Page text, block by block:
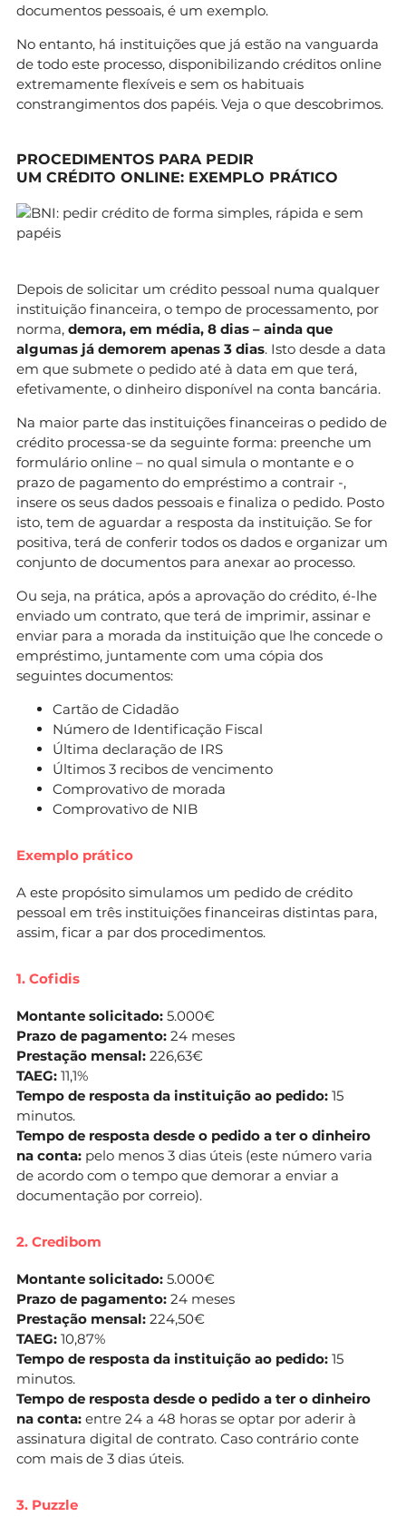
documentos pessoais, é um exemplo.
No entanto, há instituições que já estão na vanguarda
de todo este processo, disponibilizando créditos online
extremamente flexíveis e sem os habituais
constrangimentos dos papéis. Veja o que descobrimos.
PROCEDIMENTOS PARA PEDIR
UM CRÉDITO ONLINE: EXEMPLO PRÁTICO
Depois de solicitar um crédito pessoal numa qualquer
instituição financeira, o tempo de processamento, por
norma, demora, em média, 8 dias – ainda que
algumas já demorem apenas 3 dias. Isto desde a data
em que submete o pedido até à data em que terá,
efetivamente, o dinheiro disponível na conta bancária.
Na maior parte das instituições financeiras o pedido de
crédito processa-se da seguinte forma: preenche um
formulário online – no qual simula o montante e o
prazo de pagamento do empréstimo a contrair -,
insere os seus dados pessoais e finaliza o pedido. Posto
isto, tem de aguardar a resposta da instituição. Se for
positiva, terá de conferir todos os dados e organizar um
conjunto de documentos para anexar ao processo.
Ou seja, na prática, após a aprovação do crédito, é-lhe
enviado um contrato, que terá de imprimir, assinar e
enviar para a morada da instituição que lhe concede o
empréstimo, juntamente com uma cópia dos
seguintes documentos:
Cartão de Cidadão
Número de Identificação Fiscal
Última declaração de IRS
Últimos 3 recibos de vencimento
Comprovativo de morada
Comprovativo de NIB
Exemplo prático
A este propósito simulamos um pedido de crédito
pessoal em três instituições financeiras distintas para,
assim, ficar a par dos procedimentos.
1. Cofidis
Montante solicitado: 5.000€
Prazo de pagamento: 24 meses
Prestação mensal: 226,63€
TAEG: 11,1%
Tempo de resposta da instituição ao pedido: 15
minutos.
Tempo de resposta desde o pedido a ter o dinheiro
na conta: pelo menos 3 dias úteis (este número varia
de acordo com o tempo que demorar a enviar a
documentação por correio).
2. Credibom
Montante solicitado: 5.000€
Prazo de pagamento: 24 meses
Prestação mensal: 224,50€
TAEG: 10,87%
Tempo de resposta da instituição ao pedido: 15
minutos.
Tempo de resposta desde o pedido a ter o dinheiro
na conta: entre 24 a 48 horas se optar por aderir à
assinatura digital de contrato. Caso contrário conte
com mais de 3 dias úteis.
3. Puzzle